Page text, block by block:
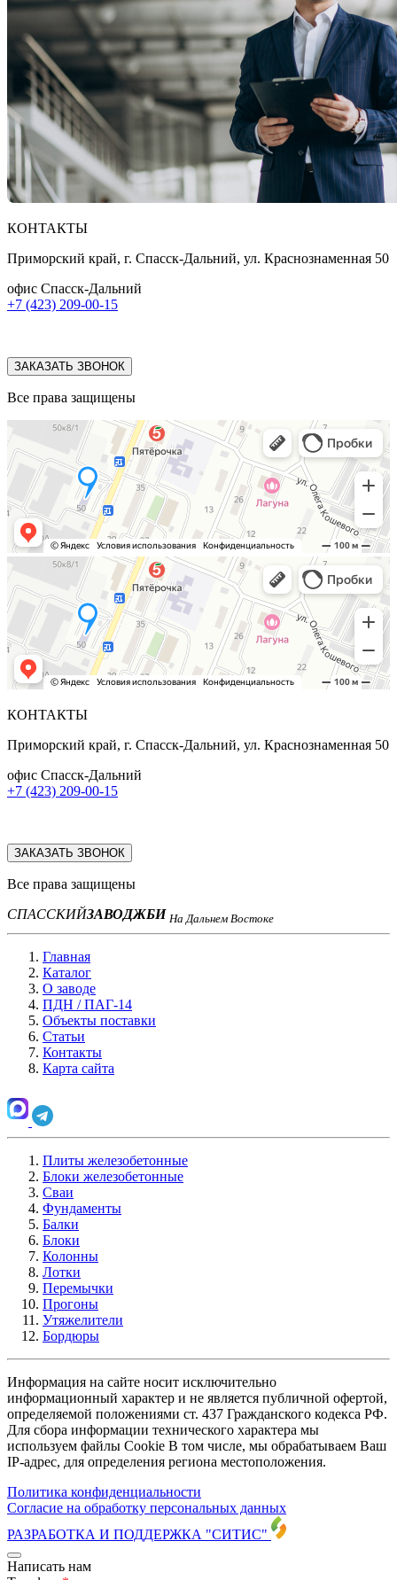
КОНТАКТЫ
Приморский край, г. Спасск-Дальний, ул. Краснознаменная 50
офис Спасск-Дальний
+7 (423) 209-00-15
ЗАКАЗАТЬ ЗВОНОК
Все права защищены
КОНТАКТЫ
Приморский край, г. Спасск-Дальний, ул. Краснознаменная 50
офис Спасск-Дальний
+7 (423) 209-00-15
ЗАКАЗАТЬ ЗВОНОК
Все права защищены
СПАССКИЙЗАВОДЖБИ На Дальнем Востоке
Главная
Каталог
О заводе
ПДН / ПАГ-14
Объекты поставки
Статьи
Контакты
Карта сайта
Плиты железобетонные
Блоки железобетонные
Сваи
Фундаменты
Балки
Блоки
Колонны
Лотки
Перемычки
Прогоны
Утяжелители
Бордюры
Информация на сайте носит исключительно
информационный характер и не является публичной офертой,
определяемой положениями ст. 437 Гражданского кодекса РФ.
Для сбора информации технического характера мы
используем файлы Cookie В том числе, мы обрабатываем Ваш
IP-адрес, для определения региона местоположения.
Политика конфиденциальности
Согласие на обработку персональных данных
РАЗРАБОТКА И ПОДДЕРЖКА "СИТИС"
Написать нам